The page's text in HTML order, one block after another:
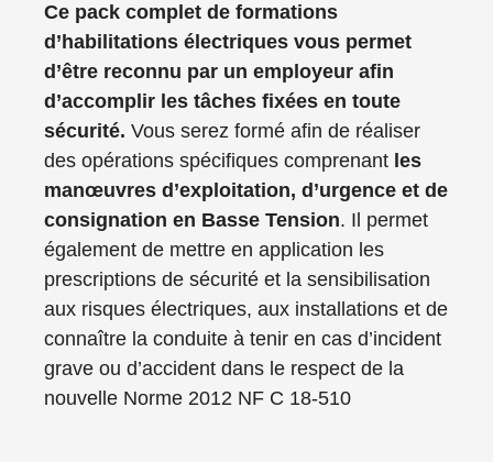
Ce pack complet de formations
d’habilitations électriques vous permet
d’être reconnu par un employeur afin
d’accomplir les tâches fixées en toute
sécurité. Vous serez formé afin de réaliser
des opérations spécifiques comprenant les
manœuvres d’exploitation, d’urgence et de
consignation en Basse Tension. Il permet
également de mettre en application les
prescriptions de sécurité et la sensibilisation
aux risques électriques, aux installations et de
connaître la conduite à tenir en cas d’incident
grave ou d’accident dans le respect de la
nouvelle Norme 2012 NF C 18-510